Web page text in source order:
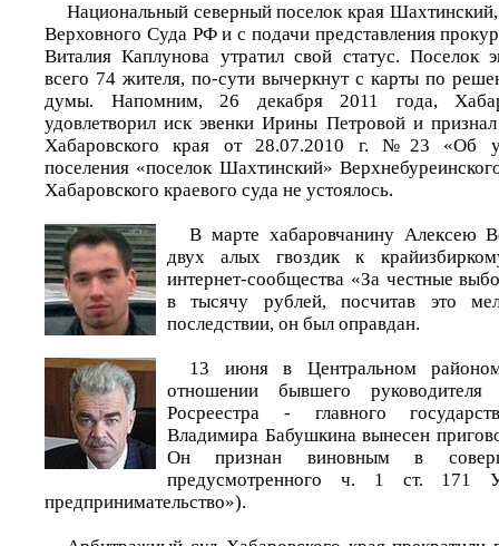
Национальный северный поселок края
Верховного Суда РФ и с подачи представления
Виталия Каплунова утратил свой статус. Поселок
всего 74 жителя, по-сути вычеркнут с карты по
думы. Напомним, 26 декабря 2011 года,
удовлетворил иск эвенки Ирины Петровой и
Хабаровского края от 28.07.2010 г. №23 «Об
поселения «поселок Шахтинский»
Хабаровского краевого суда не устоялось.
В марте хабаровчанину Алексею
двух алых гвоздик к
интернет-сообщества «За честные
в тысячу рублей, посчитав это
последствии, он был оправдан.
13 июня в Центральном
отношении бывшего руководителя
Росреестра - главного
Владимира Бабушкина вынесен
Он признан виновным в
предусмотренного ч. 1 ст. 171
предпринимательство»).